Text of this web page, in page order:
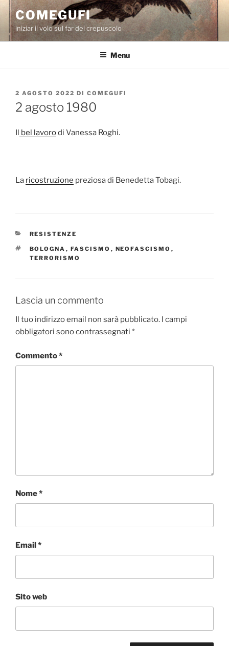
Salta
contenuto
COMEGUFI
iniziar il volo sul far del crepuscolo
Menu
PUBBLICATO
IL
2 AGOSTO 2022 DI COMEGUFI
2 agosto 1980
Il bel lavorodi Vanessa Roghi.
La ricostruzione preziosa di Benedetta Tobagi.
CATEGORIE
RESISTENZE
TAG
BOLOGNA , FASCISMO , NEOFASCISMO ,
TERRORISMO
Lascia un commento
Il tuo indirizzo email non sarà pubblicato. I campi
obbligatori sono contrassegnati *
Commento*
Nome*
Email*
Sito web